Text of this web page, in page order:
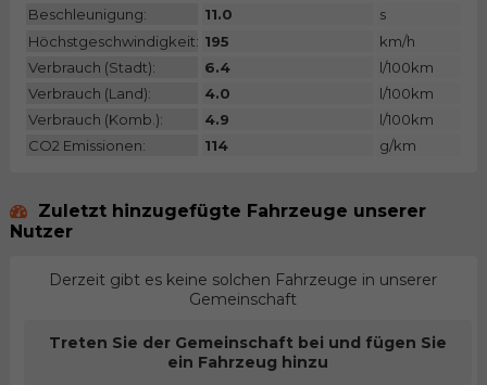
Beschleunigung:
11.0
s
Höchstgeschwindigkeit: 195
km/h
Verbrauch (Stadt):
6.4
l/100km
Verbrauch (Land):
4.0
l/100km
Verbrauch (Komb.):
4.9
l/100km
CO2 Emissionen:
114 g/km
Zuletzt hinzugefügte Fahrzeuge unserer
Nutzer
Derzeit gibt es keine solchen Fahrzeuge in unserer
Gemeinschaft
Treten Sie der Gemeinschaft bei und fügen Sie
ein Fahrzeug hinzu